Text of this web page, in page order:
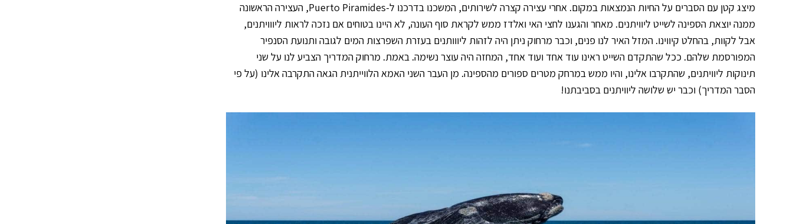
מיצג קטן עם הסברים על החיות הנמצאות במקום. אחרי עצירה קצרה לשירותים, המשכנו בדרכנו ל-Puerto Piramides, העצירה הראשונה
ממנה יוצאת הספינה לשייט ליוויתנים. מאחר והגענו לחצי האי ואלדז ממש לקראת סוף העונה, לא היינו בטוחים אם נזכה לראות ליווויתנים,
אבל לקוות, בהחלט קיווינו. המזל האיר לנו פנים, וכבר מרחוק ניתן היה לזהות ליווותנים בעזרת השפרצות המים לגובה ותנועת הסנפיר
המפורסמת שלהם. ככל שהתקדם השייט ראינו עוד אחד ועוד אחד, המחזה היה עוצר נשימה. באמת. מרחוק המדריך הצביע לנו על שני
תינוקות ליוויתנים, שהתקרבו אלינו, והיו ממש במרחק מטרים ספורים מהספינה. מן העבר השני האמא הלווייתנית הגאה התקרבה אלינו (על פי
הסבר המדריך) וכבר יש שלושה ליוויתנים בסביבתנו!